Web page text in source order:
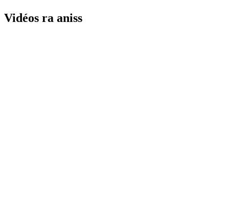
Vidéos ra aniss